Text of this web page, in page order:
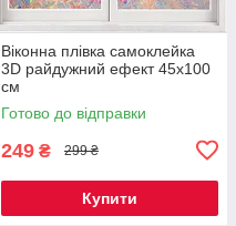
Віконна плівка самоклейка
3D райдужний ефект 45х100
см
Готово до відправки
249 ₴ 299 ₴
Купити